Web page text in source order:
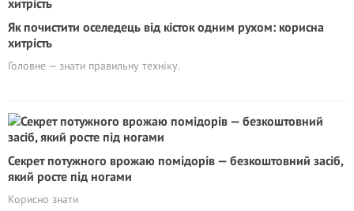
Як почистити оселедець від кісток одним рухом: корисна
хитрість
Головне — знати правильну техніку.
Секрет потужного врожаю помідорів — безкоштовний засіб,
який росте під ногами
Корисно знати